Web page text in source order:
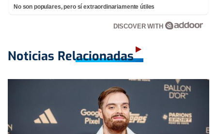
No son populares, pero sí extraordinariamente útiles
DISCOVER WITH
Noticias Relacionadas